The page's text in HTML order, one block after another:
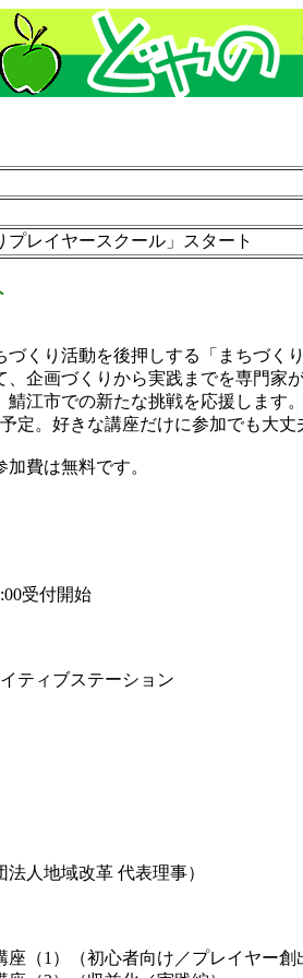
プレイヤースクール」スタート
くり活動を後押しする「まちづく
企画づくりから実践までを専門家が
江市での新たな挑戦を応援します。
定。好きな講座だけに参加でも大丈
費は無料です。
受付開始
ティブステーション
人地域改革 代表理事）
（1）（初心者向け／プレイヤー創